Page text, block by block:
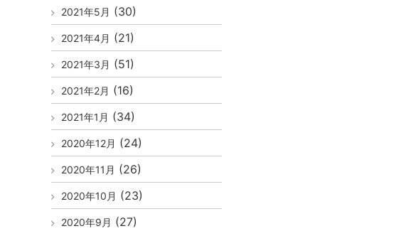
2021年5月 (30)
2021年4月 (21)
2021年3月 (51)
2021年2月 (16)
2021年1月 (34)
2020年12月 (24)
2020年11月 (26)
2020年10月 (23)
2020年9月 (27)